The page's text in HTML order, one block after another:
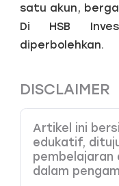
satu akun,
Di HSB
diperbolehkan.
DISCLAIMER
Artikel ini
edukatif,
pembelajaran
dalam